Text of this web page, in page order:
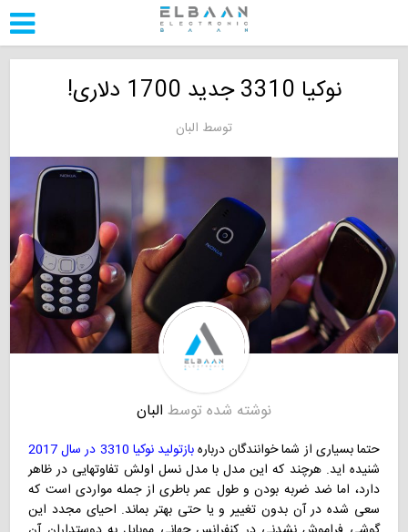
نوکیا 3310 جدید 1700 دلاری!
توسط البان
نوشته شده توسط البان
حتما بسیاری از شما خوانندگان دربارهبازتولید نوکیا 3310 در سال 2017
شنیده اید. هرچند که این مدل با مدل نسل اولش تفاوتهایی در ظاهر
دارد، اما ضد ضربه بودن و طول عمر باطری از جمله مواردی است که
سعی شده در آن بدون تغییر و یا حتی بهتر بماند. احیای مجدد این